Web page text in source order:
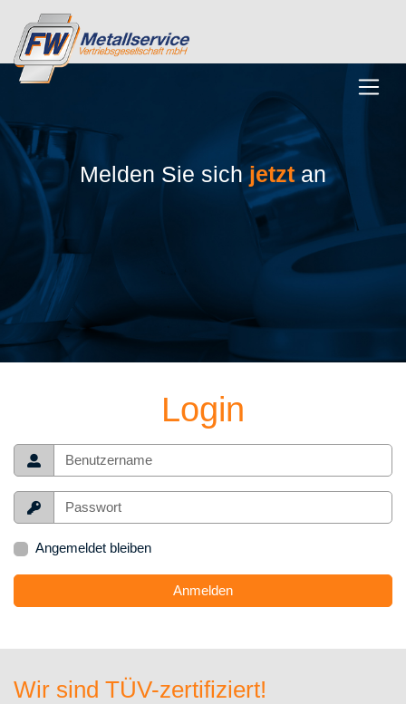
Melden Sie sichjetztan
Login
Angemeldet bleiben
Anmelden
Wir sind TÜV-zertifiziert!